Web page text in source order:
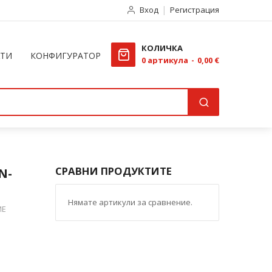
Вход Регистрация
КОНФИГУРАТОР
КОЛИЧКА
0 артикула 0,00 €
СРАВНИ ПРОДУКТИТЕ
Нямате артикули за сравнение.